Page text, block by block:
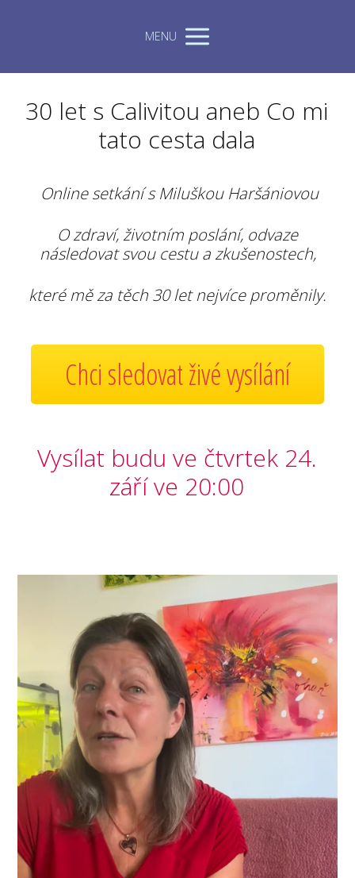
MENU
30 let s Calivitou aneb Co mi
tato cesta dala
Online setkání s Miluškou Haršániovou
O zdraví, životním poslání, odvaze
následovat svou cestu a zkušenostech,
které mě za těch 30 let nejvíce proměnily.
Chci sledovat živé vysílání
Vysílat budu ve čtvrtek 24.
září ve 20:00